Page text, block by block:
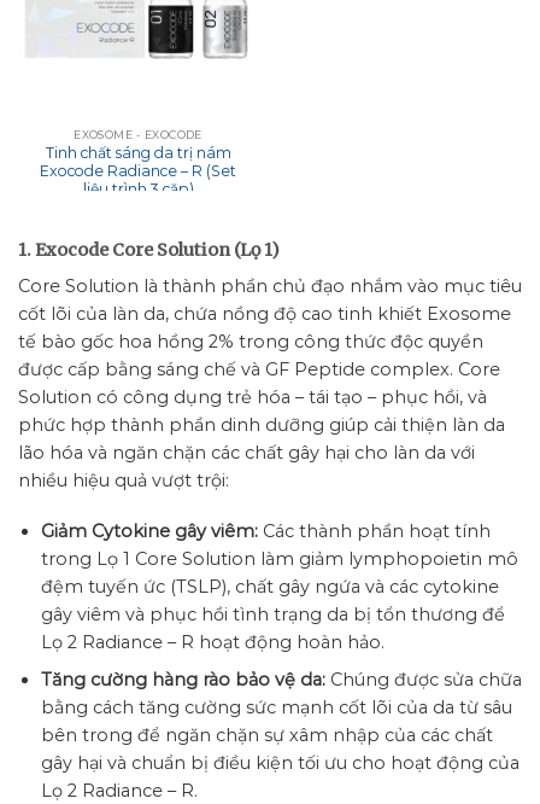
EXOSOME - EXOCODE
Tinh chất sáng da trị nám
Exocode Radiance – R (Set
liệu trình 3 cặp)
1.Exocode Core Solution (Lọ 1)
Core Solution là thành phần chủ đạo nhắm vào mục tiêu
cốt lõi của làn da, chứa nồng độ cao tinh khiết Exosome
tế bào gốc hoa hồng 2% trong công thức độc quyền
được cấp bằng sáng chế và GF Peptide complex. Core
Solution có công dụng trẻ hóa – tái tạo – phục hồi, và
phức hợp thành phần dinh dưỡng giúp cải thiện làn da
lão hóa và ngăn chặn các chất gây hại cho làn da với
nhiều hiệu quả vượt trội:
Giảm Cytokine gây viêm:Các thành phần hoạt tính
trong Lọ 1 Core Solution làm giảm lymphopoietin mô
đệm tuyến ức (TSLP), chất gây ngứa và các cytokine
gây viêm và phục hồi tình trạng da bị tổn thương để
Lọ 2 Radiance – R hoạt động hoàn hảo.
Tăng cường hàng rào bảo vệ da:Chúng được sửa chữa
bằng cách tăng cường sức mạnh cốt lõi của da từ sâu
bên trong để ngăn chặn sự xâm nhập của các chất
gây hại và chuẩn bị điều kiện tối ưu cho hoạt động của
Lọ 2 Radiance – R.